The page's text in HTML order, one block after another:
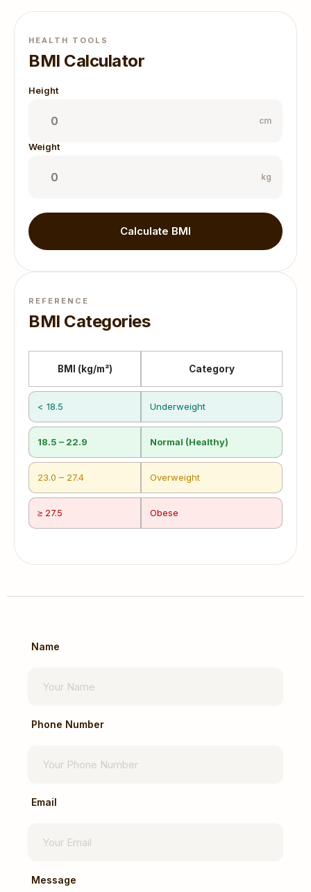
HEALTH TOOLS
BMI Calculator
Height
cm
Weight
kg
Calculate BMI
REFERENCE
BMI Categories
BMI (kg/m²) Category
< 18.5 Underweight
18.5 – 22.9 Normal (Healthy)
23.0 – 27.4 Overweight
≥ 27.5 Obese
Name
Phone Number
Email
Message